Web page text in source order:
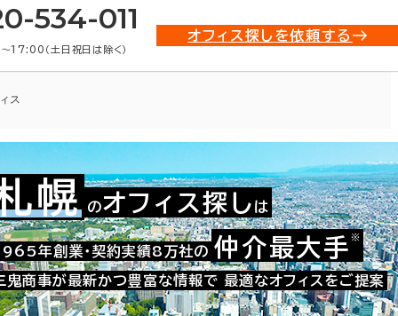
534-011
17:00（土日祝日は除く）
オフィス探しを依頼する
ス
お問い合わせ番号：001-01485
幌 のオフィス探し は
年創業・契約実績8万社の 仲介最大手 ※
鬼商事が最新かつ豊富な情報で 最適なオフィスをご提案